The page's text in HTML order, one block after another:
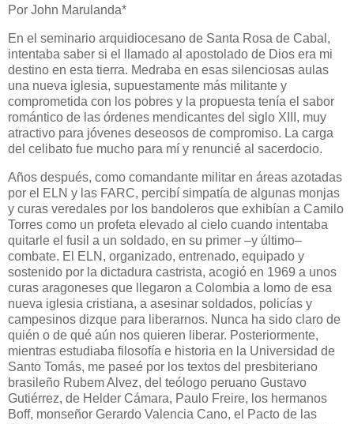
Por John Marulanda*
En el seminario arquidiocesano de Santa Rosa de Cabal,
intentaba saber si el llamado al apostolado de Dios era mi
destino en esta tierra. Medraba en esas silenciosas aulas
una nueva iglesia, supuestamente más militante y
comprometida con los pobres y la propuesta tenía el sabor
romántico de las órdenes mendicantes del siglo XIII, muy
atractivo para jóvenes deseosos de compromiso. La carga
del celibato fue mucho para mí y renuncié al sacerdocio.
Años después, como comandante militar en áreas azotadas
por el ELN y las FARC, percibí simpatía de algunas monjas
y curas veredales por los bandoleros que exhibían a Camilo
Torres como un profeta elevado al cielo cuando intentaba
quitarle el fusil a un soldado, en su primer –y último–
combate. El ELN, organizado, entrenado, equipado y
sostenido por la dictadura castrista, acogió en 1969 a unos
curas aragoneses que llegaron a Colombia a lomo de esa
nueva iglesia cristiana, a asesinar soldados, policías y
campesinos dizque para liberarnos. Nunca ha sido claro de
quién o de qué aún nos quieren liberar. Posteriormente,
mientras estudiaba filosofía e historia en la Universidad de
Santo Tomás, me paseé por los textos del presbiteriano
brasileño Rubem Alvez, del teólogo peruano Gustavo
Gutiérrez, de Helder Cámara, Paulo Freire, los hermanos
Boff, monseñor Gerardo Valencia Cano, el Pacto de las